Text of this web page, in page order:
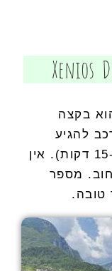
בקצה
להגיע
למרכז (אפשר גם ללכת ברגל כ-15 דקות). אין
מספר
טובה.